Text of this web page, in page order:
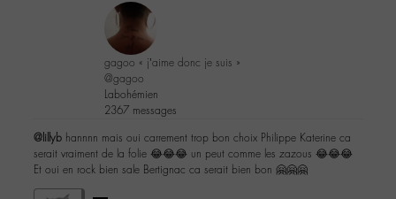
gagoo « j’aime donc je suis »
@gagoo
Labohémien
2367 messages
@lillyb hannnn mais oui carrement trop bon choix Philippe Katerine ca
serait vraiment de la folie 😂😂😂 un peut comme les zazous 😂😂😂
Et oui en rock bien sale Bertignac ca serait bien bon 🤗🤗🤗